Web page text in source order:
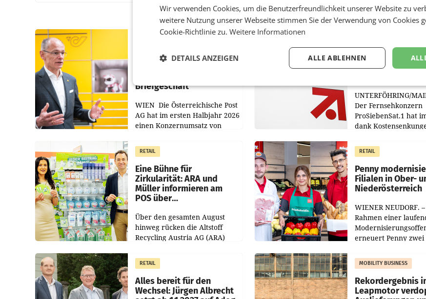
Österreichische Post:
Briefgeschäft
WIEN Die Österreichische Post
AG hat im ersten Halbjahr 2026
einen Konzernumsatz von
erwirtschaftet, was einem Plus
von 3,8 Prozent gegenüber
dem Vergleichszeitraum
ProSiebenSat.1
macht
UNTERFÖHRING/
Der Fernsehkonzern
ProSiebenSat.1 hat
dank
gemacht und die
Markterwartung
übertroffen.
RETAIL
Eine Bühne für
Zirkularität: ARA und
Müller informieren am
POS über
Über den gesamten August
hinweg rücken die Altstoff
Recycling Austria AG (ARA)
Müller die Initiative „Kreislauf-
Helden“ in allen
österreichischen Müller-Filialen
RETAIL
Penny
Filialen in Ober-
Niederösterreich
WIENER NEUDORF.
Rahmen einer
erneuert Penny
Die beiden Standorte
Haag sowie im rund
RETAIL
Alles bereit für den
Wechsel: Jürgen Albrecht
MOBILITY BUSINESS
Rekordergebnis
Leapmotor
Wir verwenden Cookies, um die Benutzerfreundlichkeit unserer Website zu
weitere Nutzung unserer Webseite stimmen Sie der Verwendung von Cookies
Cookie-Richtlinie zu. Weitere Informationen
ALLE ABLEHNEN
DETAILS ANZEIGEN